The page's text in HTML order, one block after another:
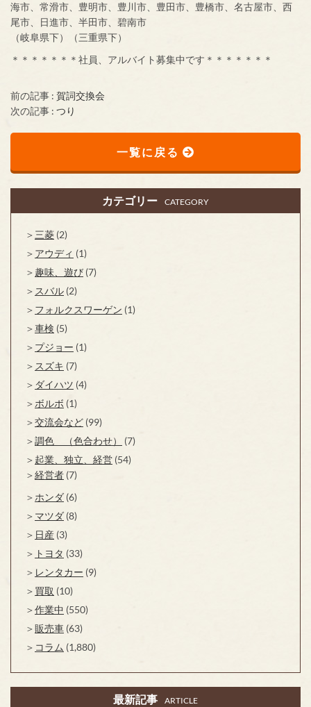
海市、常滑市、豊明市、豊川市、豊田市、豊橋市、名古屋市、西
尾市、日進市、半田市、碧南市
（岐阜県下）（三重県下）
＊＊＊＊＊＊＊社員、アルバイト募集中です＊＊＊＊＊＊＊
前の記事 : 賀詞交換会
次の記事 : つり
一覧に戻る
カテゴリー CATEGORY
三菱 (2)
アウディ (1)
趣味、遊び (7)
スバル (2)
フォルクスワーゲン (1)
車検 (5)
プジョー (1)
スズキ (7)
ダイハツ (4)
ボルボ (1)
交流会など (99)
調色 （色合わせ）
(7)
起業、独立、経営 (54)
経営者 (7)
ホンダ (6)
マツダ (8)
日産 (3)
トヨタ (33)
レンタカー (9)
買取 (10)
作業中 (550)
販売車 (63)
コラム (1,880)
最新記事 ARTICLE